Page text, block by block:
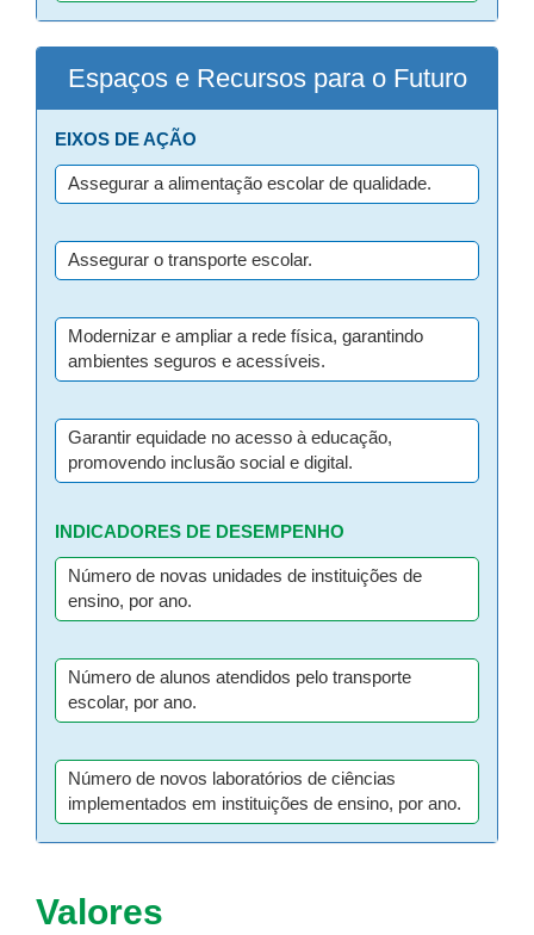
Espaços e Recursos para o Futuro
EIXOS DE AÇÃO
Assegurar a alimentação escolar de qualidade.
Assegurar o transporte escolar.
Modernizar e ampliar a rede física, garantindo
ambientes seguros e acessíveis.
Garantir equidade no acesso à educação,
promovendo inclusão social e digital.
INDICADORES DE DESEMPENHO
Número de novas unidades de instituições de
ensino, por ano.
Número de alunos atendidos pelo transporte
escolar, por ano.
Número de novos laboratórios de ciências
implementados em instituições de ensino, por ano.
Valores